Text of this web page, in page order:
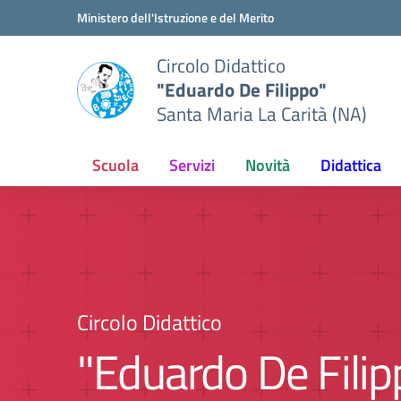
Vai ai contenuti
Vai al menu di navigazioneMinistero dell'Istruzione e del Merito
Circolo Didattico
"Eduardo De Filippo"
Santa Maria La Carità (NA)
Scuola Servizi Novità Didattica
Circolo Didattico
"Eduardo De